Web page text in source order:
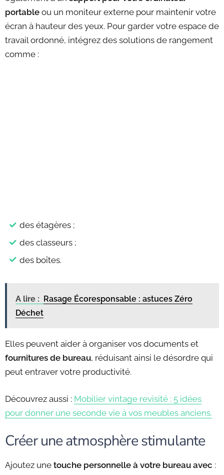
portable ou un moniteur externe pour maintenir votre
écran à hauteur des yeux. Pour garder votre espace de
travail ordonné, intégrez des solutions de rangement
comme :
des étagères ;
des classeurs ;
des boîtes.
A lire : Rasage Écoresponsable : astuces Zéro
Déchet
Elles peuvent aider à organiser vos documents et
fournitures de bureau, réduisant ainsi le désordre qui
peut entraver votre productivité.
Découvrez aussi : Mobilier vintage revisité : 5 idées
pour donner une seconde vie à vos meubles anciens.
Créer une atmosphère stimulante
Ajoutez une touche personnelle à votre bureau avec :